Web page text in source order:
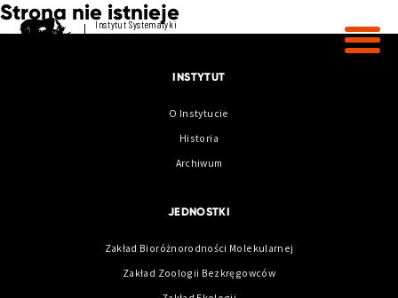
Instytut Systematyki
Strona nie istnieje
INSTYTUT
O Instytucie
Historia
Archiwum
JEDNOSTKI
Zakład Bioróżnorodności Molekularnej
Zakład Zoologii Bezkręgowców